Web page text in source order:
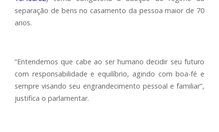
separação de bens no casamento da pessoa maior de 70
anos.
“Entendemos que cabe ao ser humano decidir seu futuro
com responsabilidade e equilíbrio, agindo com boa-fé e
sempre visando seu engrandecimento pessoal e familiar”,
justifica o parlamentar.